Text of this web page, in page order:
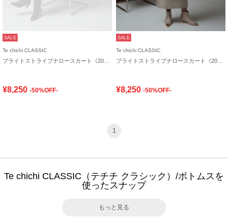
SALE
Te chichi CLASSIC
¥8,250 -50%OFF-
SALE
Te chichi CLASSIC
¥8,250 -50%OFF-
1
Te chichi CLASSIC（テチチ クラシック）/ボトムスを
使ったスナップ
もっと見る